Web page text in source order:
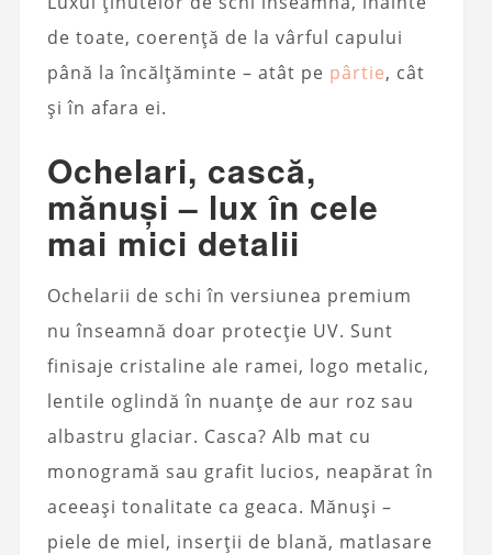
de toate, coerență de la vârful capului
până la încălțăminte – atât pe pârtie, cât
și în afara ei.
Ochelari, cască,
mănuși – lux în cele
mai mici detalii
Ochelarii de schi în versiunea premium
nu înseamnă doar protecție UV. Sunt
finisaje cristaline ale ramei, logo metalic,
lentile oglindă în nuanțe de aur roz sau
albastru glaciar. Casca? Alb mat cu
monogramă sau grafit lucios, neapărat în
aceeași tonalitate ca geaca. Mănuși –
piele de miel, inserții de blană, matlasare